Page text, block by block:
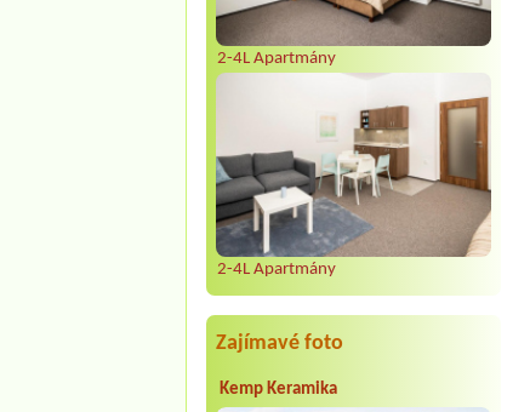
2-4L Apartmány
2-4L Apartmány
Zajímavé foto
Kemp Keramika